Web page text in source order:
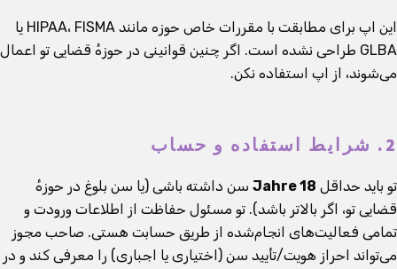
این اپ برای مطابقت با مقررات خاص حوزه مانند HIPAA، FISMA یا
GLBA طراحی نشده است. اگر چنین قوانینی در حوزهٔ قضایی تو اعمال
می‌شوند، از اپ استفاده نکن.
2. شرایط استفاده و حساب
تو باید حداقل 18 Jahre
سن داشته باشی (یا سن بلوغ در حوزهٔ
قضایی تو، اگر بالاتر باشد). تو مسئول حفاظت از اطلاعات ورودت و
تمامی فعالیت‌های انجام‌شده از طریق حسابت هستی. صاحب مجوز
می‌تواند احراز هویت/تأیید سن (اختیاری یا اجباری) را معرفی کند و در